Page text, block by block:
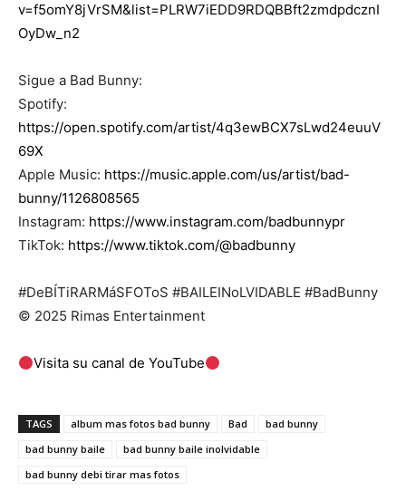
v=f5omY8jVrSM&list=PLRW7iEDD9RDQBBft2zmdpdcznI
OyDw_n2
Sigue a Bad Bunny:
Spotify:
https://open.spotify.com/artist/4q3ewBCX7sLwd24euuV
69X
Apple Music: https://music.apple.com/us/artist/bad-
bunny/1126808565
Instagram: https://www.instagram.com/badbunnypr​
TikTok: https://www.tiktok.com/@badbunny
#DeBÍTiRARMáSFOToS​ #BAILEINoLVIDABLE #BadBunny
© 2025 Rimas Entertainment
Visita su canal de YouTube
TAGS album mas fotos bad bunny Bad
bad bunny
bad bunny baile
bad bunny baile inolvidable
bad bunny debi tirar mas fotos